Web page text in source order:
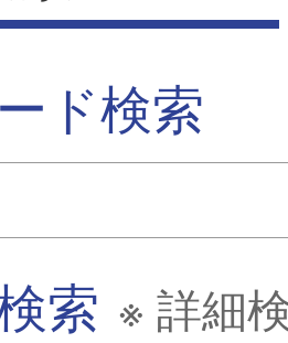
ド検索
索 ※ 詳細